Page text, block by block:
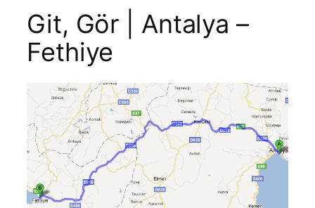
Git, Gör | Antalya –
Fethiye